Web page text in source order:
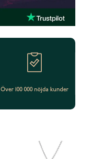
Över 100 000 nöjda kunder